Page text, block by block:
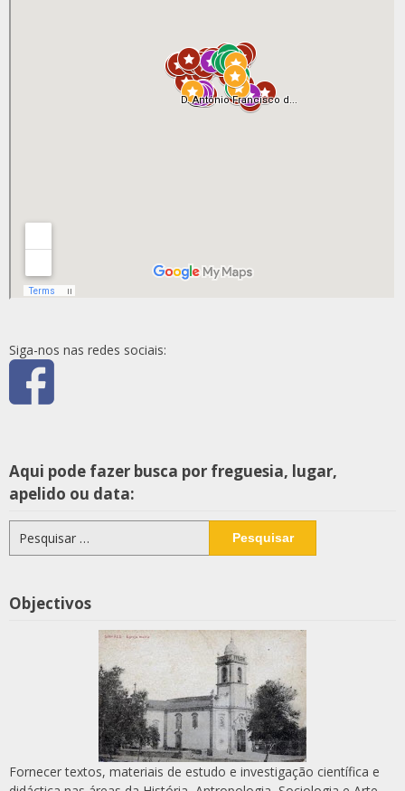
Siga-nos nas redes sociais:
Aqui pode fazer busca por freguesia, lugar,
apelido ou data:
por:
Objectivos
Fornecer textos, materiais de estudo e investigação científica e